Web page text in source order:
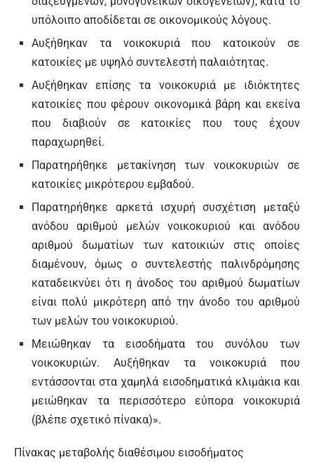
υπόλοιπο αποδίδεται σε οικονοµικούς λόγους.
Αυξήθηκαν τα νοικοκυριά που κατοικούν σε
κατοικίες µε υψηλό συντελεστή παλαιότητας.
Αυξήθηκαν επίσης τα νοικοκυριά µε ιδιόκτητες
κατοικίες που φέρουν οικονοµικά βάρη και εκείνα
που διαβιούν σε κατοικίες που τους έχουν
παραχωρηθεί.
Παρατηρήθηκε µετακίνηση των νοικοκυριών σε
κατοικίες µικρότερου εµβαδού.
Παρατηρήθηκε αρκετά ισχυρή συσχέτιση µεταξύ
ανόδου αριθµού µελών νοικοκυριού και ανόδου
αριθµού δωµατίων των κατοικιών στις οποίες
διαµένουν, όµως ο συντελεστής παλινδρόµησης
καταδεικνύει ότι η άνοδος του αριθµού δωµατίων
είναι πολύ µικρότερη από την άνοδο του αριθµού
των µελών του νοικοκυριού.
Μειώθηκαν τα εισοδήµατα του συνόλου των
νοικοκυριών. Αυξήθηκαν τα νοικοκυριά που
εντάσσονται στα χαµηλά εισοδηµατικά κλιµάκια και
µειώθηκαν τα περισσότερο εύπορα νοικοκυριά
(βλέπε σχετικό πίνακα)».
Πίνακας μεταβολής διαθέσιμου εισοδήματος